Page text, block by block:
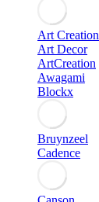
Art Creation
Art Decor
ArtCreation
Awagami
Blockx
Bruynzeel
Cadence